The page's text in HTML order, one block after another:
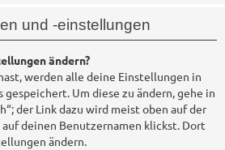
und -einstellungen
ändern?
werden alle deine Einstellungen in
gespeichert. Um diese zu ändern, gehe in
der Link dazu wird meist oben auf der
deinen Benutzernamen klickst. Dort
ändern.